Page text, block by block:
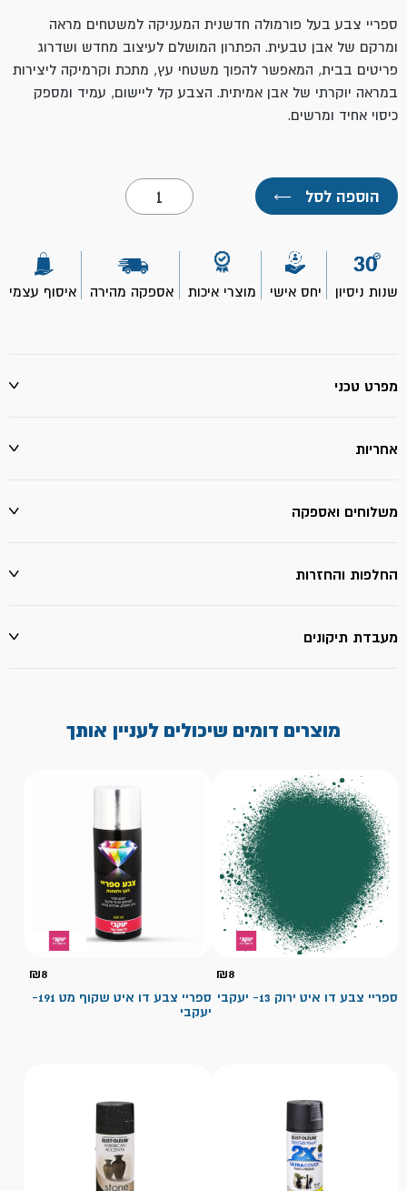
ספריי צבע בעל פורמולה חדשנית המעניקה למשטחים מראה
ומרקם של אבן טבעית. הפתרון המושלם לעיצוב מחדש ושדרוג
פריטים בבית, המאפשר להפוך משטחי עץ, מתכת וקרמיקה ליצירות
במראה יוקרתי של אבן אמיתית. הצבע קל ליישום, עמיד ומספק
כיסוי אחיד ומרשים.
הוספה לסל ←
כמות
של
ספריי
לאפקט
RUST
שנות ניסיון יחס אישי מוצרי איכות אספקה מהירה איסוף עצמי
מפרט טכני
אחריות
משלוחים ואספקה
החלפות והחזרות
מעבדת תיקונים
מוצרים דומים שיכולים לעניין אותך
₪8
ספריי צבע דו איט ירוק 13- יעקבי
₪8
ספריי צבע דו איט שקוף מט 191-
יעקבי